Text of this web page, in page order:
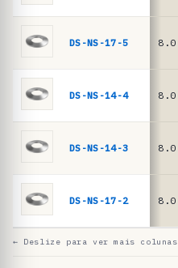
s
p
a
N
DS-NS-17-5 8.0
DS-NS-14-4 8.0
DS-NS-14-3 8.0
DS-NS-17-2 8.0
← Deslize para ver mais colunas